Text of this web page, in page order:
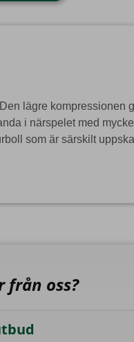
lägre kompressionen
i närspelet med
som är särskilt
från oss?